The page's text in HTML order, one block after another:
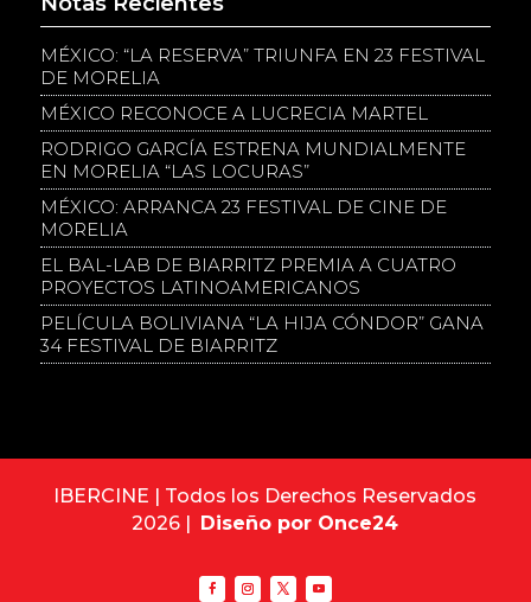
MÉXICO: “LA RESERVA” TRIUNFA EN 23 FESTIVAL
DE MORELIA
MÉXICO RECONOCE A LUCRECIA MARTEL
RODRIGO GARCÍA ESTRENA MUNDIALMENTE
EN MORELIA “LAS LOCURAS”
MÉXICO: ARRANCA 23 FESTIVAL DE CINE DE
MORELIA
EL BAL-LAB DE BIARRITZ PREMIA A CUATRO
PROYECTOS LATINOAMERICANOS
PELÍCULA BOLIVIANA “LA HIJA CÓNDOR” GANA
34 FESTIVAL DE BIARRITZ
IBERCINE | Todos los Derechos Reservados
2026 | Diseño por Once24